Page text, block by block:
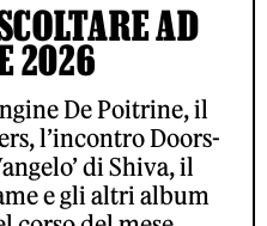
AD
2026
De Poitrine, il
l’incontro Doors-
di Shiva, il
e gli altri album